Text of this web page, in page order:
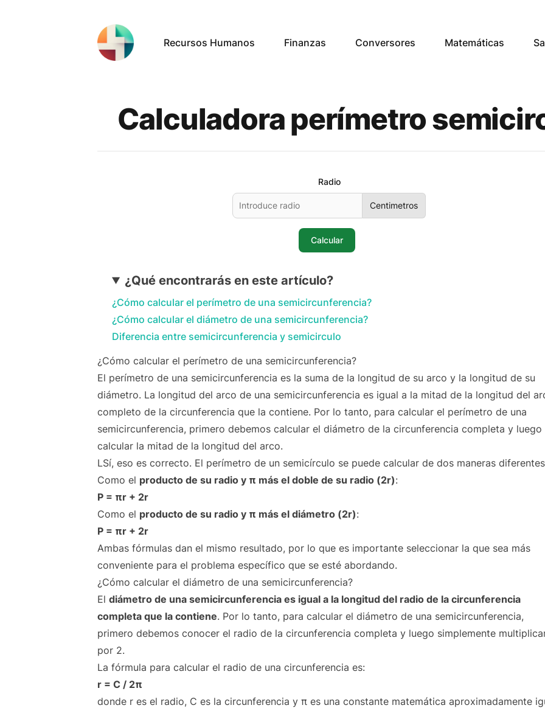
Recursos Humanos Finanzas Conversores Matemáticas
Calculadora perímetro
Radio
Centimetros
Calcular
¿Qué encontrarás en este artículo?
¿Cómo calcular el perímetro de una semicircunferencia?
¿Cómo calcular el diámetro de una semicircunferencia?
Diferencia entre semicircunferencia y semicirculo
¿Cómo calcular el perímetro de una semicircunferencia?
El perímetro de una semicircunferencia es la suma de la longitud de su arco y la longitud de su
diámetro. La longitud del arco de una semicircunferencia es igual a la mitad de la longitud del
completo de la circunferencia que la contiene. Por lo tanto, para calcular el perímetro de una
semicircunferencia, primero debemos calcular el diámetro de la circunferencia completa y luego
calcular la mitad de la longitud del arco.
LSí, eso es correcto. El perímetro de un semicírculo se puede calcular de dos maneras
Como el producto de su radio y π más el doble de su radio (2r):
P = πr + 2r
Como el producto de su radio y π más el diámetro (2r):
P = πr + 2r
Ambas fórmulas dan el mismo resultado, por lo que es importante seleccionar la que sea más
conveniente para el problema específico que se esté abordando.
¿Cómo calcular el diámetro de una semicircunferencia?
El diámetro de una semicircunferencia es igual a la longitud del radio de la circunferencia
completa que la contiene. Por lo tanto, para calcular el diámetro de una semicircunferencia,
primero debemos conocer el radio de la circunferencia completa y luego simplemente
por 2.
La fórmula para calcular el radio de una circunferencia es:
r = C / 2π
donde r es el radio, C es la circunferencia y π es una constante matemática aproximadamente